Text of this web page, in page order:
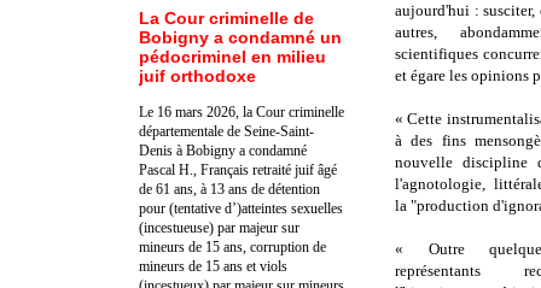
aujourd'hui : susciter,
autres,
scientifiques
et égare les opinions
« Cette
à des fins
nouvelle discipline
l'agnotologie,
la "production
« Outre
représentants
La Cour criminelle de
Bobigny a condamné un
pédocriminel en milieu
juif orthodoxe
Le 16 mars 2026, la Cour criminelle
départementale de Seine-Saint-
Denis à Bobigny a condamné
Pascal H., Français retraité juif âgé
de 61 ans, à 13 ans de détention
pour (tentative d’)atteintes sexuelles
(incestueuse) par majeur sur
mineurs de 15 ans, corruption de
mineurs de 15 ans et viols